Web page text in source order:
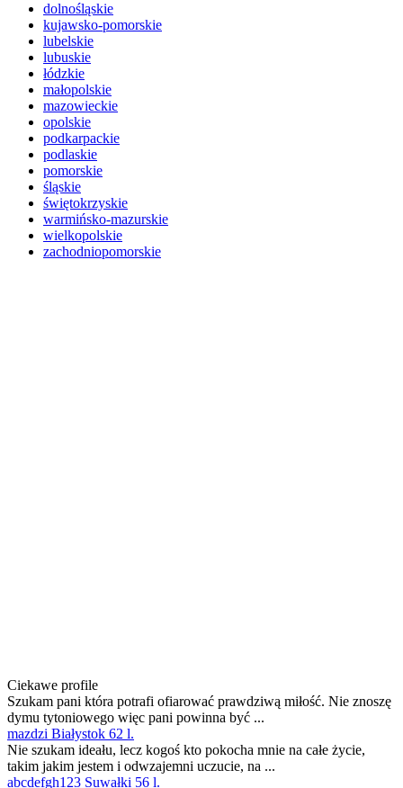
dolnośląskie
kujawsko-pomorskie
lubelskie
lubuskie
łódzkie
małopolskie
mazowieckie
opolskie
podkarpackie
podlaskie
pomorskie
śląskie
świętokrzyskie
warmińsko-mazurskie
wielkopolskie
zachodniopomorskie
Ciekawe profile
Szukam pani która potrafi ofiarować prawdziwą miłość. Nie znoszę
dymu tytoniowego więc pani powinna być ...
mazdzi Białystok 62 l.
Nie szukam ideału, lecz kogoś kto pokocha mnie na całe życie,
takim jakim jestem i odwzajemni uczucie, na ...
abcdefgh123 Suwałki 56 l.